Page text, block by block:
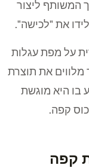
המשותף ליצור
את "לכישה".
על מפת עגלות
את תוצרת
בו היא מוגשת
קפה.
קפה